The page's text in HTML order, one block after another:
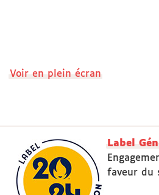
Voir en plein écran
Label
faveur du